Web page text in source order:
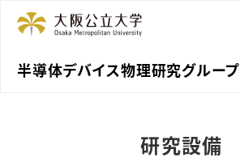
半導体デバイス物理研究グループ
研究設備